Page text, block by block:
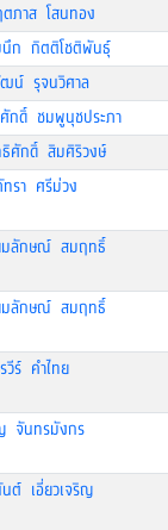
ภาส โสนทอง
ก กิตติโชติพันธุ์
น์ รุจนวิศาล
กดิ์ ชมพูนุชประภา
ศักดิ์ สิมศิริวงษ์
รา ศรีม่วง
มลักษณ์ สมฤทธิ์
มลักษณ์ สมฤทธิ์
วีร์ คำไทย
จันทรมังกร
ต์ เอี่ยวเจริญ